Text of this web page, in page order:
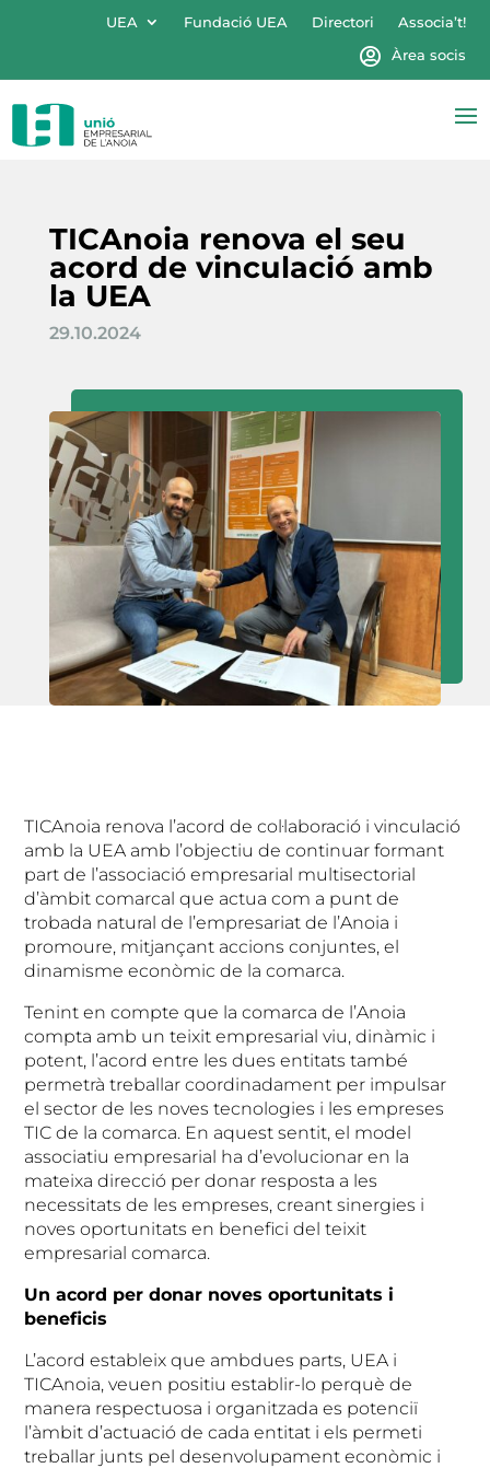
UEA Fundació UEA Directori
Associa’t!
Àrea socis
TICAnoia renova el seu
acord de vinculació amb
la UEA
29.10.2024
TICAnoia renova l’acord de col·laboració i vinculació
amb la UEA amb l’objectiu de continuar formant
part de l’associació empresarial multisectorial
d’àmbit comarcal que actua com a punt de
trobada natural de l’empresariat de l’Anoia i
promoure, mitjançant accions conjuntes, el
dinamisme econòmic de la comarca.
Tenint en compte que la comarca de l’Anoia
compta amb un teixit empresarial viu, dinàmic i
potent, l’acord entre les dues entitats també
permetrà treballar coordinadament per impulsar
el sector de les noves tecnologies i les empreses
TIC de la comarca. En aquest sentit, el model
associatiu empresarial ha d’evolucionar en la
mateixa direcció per donar resposta a les
necessitats de les empreses, creant sinergies i
noves oportunitats en benefici del teixit
empresarial comarca.
Un acord per donar noves oportunitats i
beneficis
L’acord estableix que ambdues parts, UEA i
TICAnoia, veuen positiu establir-lo perquè de
manera respectuosa i organitzada es potenciï
l’àmbit d’actuació de cada entitat i els permeti
treballar junts pel desenvolupament econòmic i